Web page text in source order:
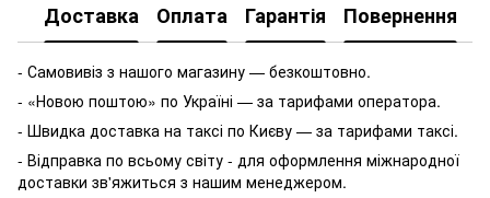
Доставка Оплата Гарантія Повернення
- Самовивіз з нашого магазину — безкоштовно.
- «Новою поштою» по Україні — за тарифами оператора.
- Швидка доставка на таксі по Києву — за тарифами таксі.
- Відправка по всьому світу - для оформлення міжнародної
доставки зв'яжиться з нашим менеджером.